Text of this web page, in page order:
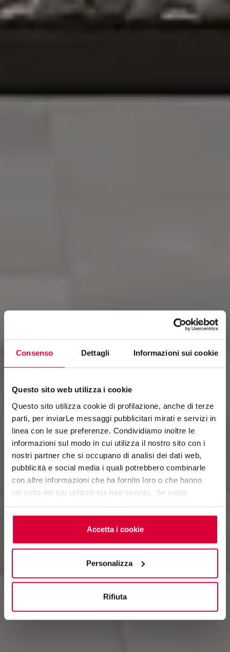
Consenso Dettagli Informazioni sui cookie
Questo sito web utilizza i cookie
Questo sito utilizza cookie di profilazione, anche di terze
parti, per inviarLe messaggi pubblicitari mirati e servizi in
linea con le sue preferenze. Condividiamo inoltre le
informazioni sul modo in cui utilizza il nostro sito con i
nostri partner che si occupano di analisi dei dati web,
pubblicità e social media i quali potrebbero combinarle
con altre informazioni che ha fornito loro o che hanno
raccolto dal tuo utilizzo sui loro servizi. Se vuole
cookieclicchi qui. Il consenso può essere espresso
cliccando sul tasto “Accetta i cookie”. Se non vuole i
cookie di profilazione può negare il consenso sul tasto
Accetta i cookie
Personalizza
Rifiuta
STREET
Leisure Time